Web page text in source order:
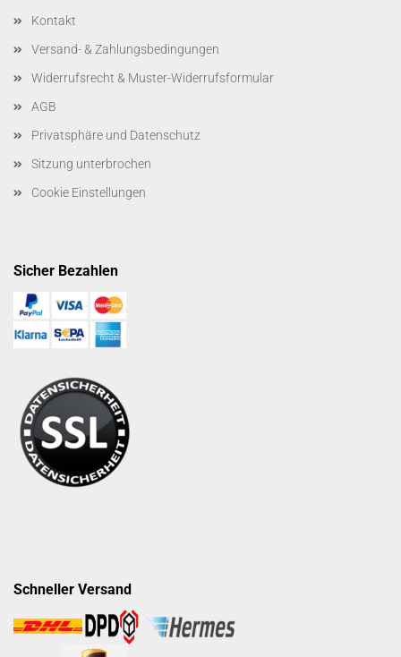
Kontakt
Versand- & Zahlungsbedingungen
Widerrufsrecht & Muster-Widerrufsformular
AGB
Privatsphäre und Datenschutz
Sitzung unterbrochen
Cookie Einstellungen
Sicher Bezahlen
Schneller Versand